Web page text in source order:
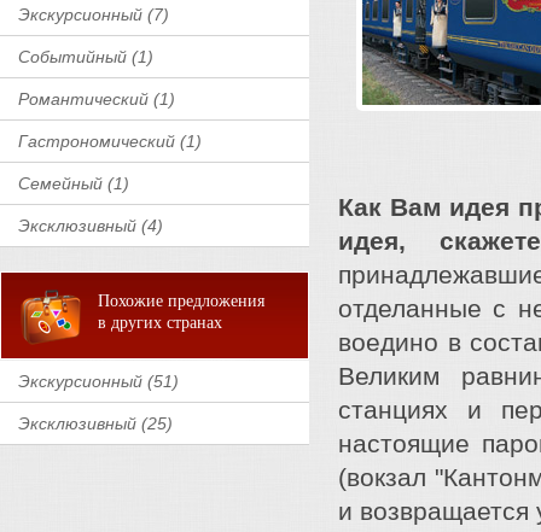
Экскурсионный (7)
Событийный (1)
Романтический (1)
Гастрономический (1)
Семейный (1)
Эксклюзивный (4)
Похожие предложения
в других странах
Экскурсионный (51)
Эксклюзивный (25)
Как Вам идея
идея,
отделанные с
воедино в
Великим
станциях и
настоящие
(вокзал
и